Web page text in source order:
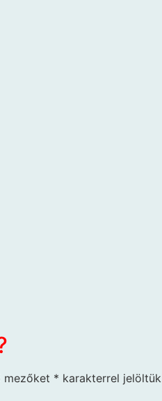
mezőket * karakterrel jelöltük